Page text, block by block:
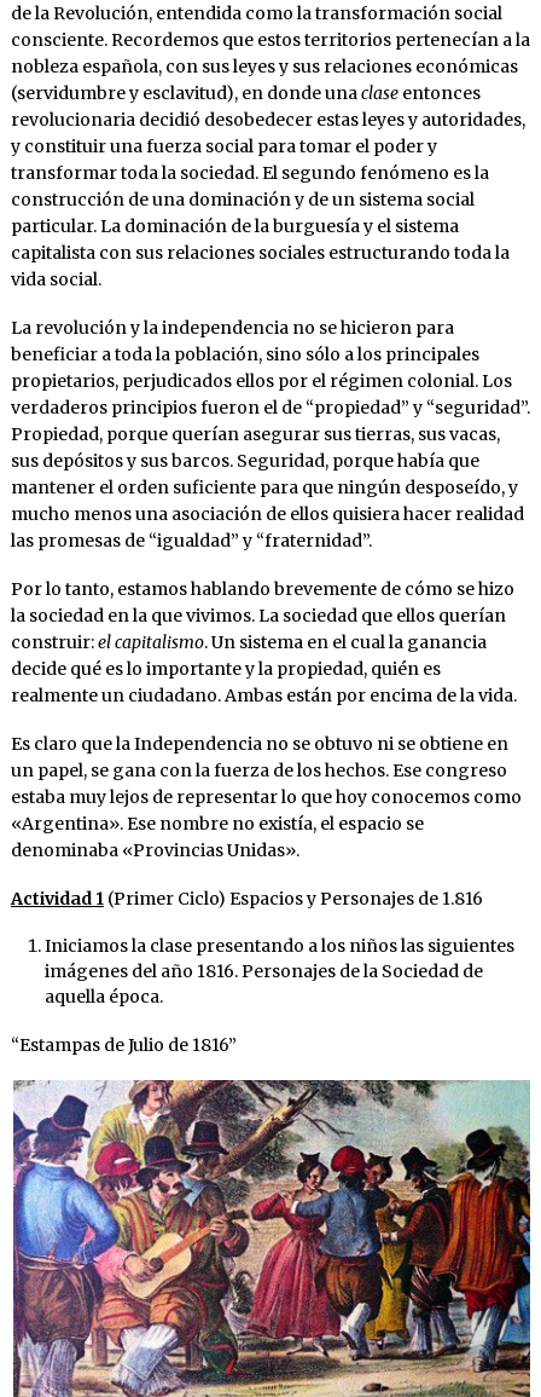
de la Revolución, entendida como la transformación social
consciente. Recordemos que estos territorios pertenecían a la
nobleza española, con sus leyes y sus relaciones económicas
(servidumbre y esclavitud), en donde unaclaseentonces
revolucionaria decidió desobedecer estas leyes y autoridades,
y constituir una fuerza social para tomar el poder y
transformar toda la sociedad. El segundo fenómeno es la
construcción de una dominación y de un sistema social
particular. La dominación de la burguesía y el sistema
capitalista con sus relaciones sociales estructurando toda la
vida social.
La revolución y la independencia no se hicieron para
beneficiar a toda la población, sino sólo a los principales
propietarios, perjudicados ellos por el régimen colonial. Los
verdaderos principios fueron el de “propiedad” y “seguridad”.
Propiedad, porque querían asegurar sus tierras, sus vacas,
sus depósitos y sus barcos. Seguridad, porque había que
mantener el orden suficiente para que ningún desposeído, y
mucho menos una asociación de ellos quisiera hacer realidad
las promesas de “igualdad” y “fraternidad”.
Por lo tanto, estamos hablando brevemente de cómo se hizo
la sociedad en la que vivimos. La sociedad que ellos querían
construir:el capitalismo. Un sistema en el cual la ganancia
decide qué es lo importante y la propiedad, quién es
realmente un ciudadano. Ambas están por encima de la vida.
Es claro que la Independencia no se obtuvo ni se obtiene en
un papel, se gana con la fuerza de los hechos. Ese congreso
estaba muy lejos de representar lo que hoy conocemos como
«Argentina». Ese nombre no existía, el espacio se
denominaba «Provincias Unidas».
Actividad 1(Primer Ciclo) Espacios y Personajes de 1.816
Iniciamos la clase presentando a los niños las siguientes
imágenes del año 1816. Personajes de la Sociedad de
aquella época.
“Estampas de Julio de 1816”